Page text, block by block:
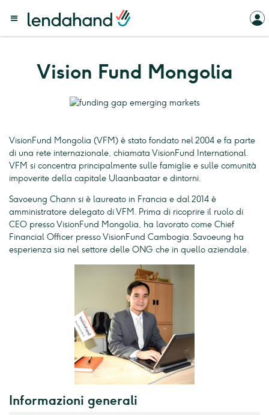
Vision Fund Mongolia
VisionFund Mongolia (VFM) è stato fondato nel 2004 e fa parte
di una rete internazionale, chiamata VisionFund International.
VFM si concentra principalmente sulle famiglie e sulle comunità
impoverite della capitale Ulaanbaatar e dintorni.
Savoeung Chann si è laureato in Francia e dal 2014 è
amministratore delegato di VFM. Prima di ricoprire il ruolo di
CEO presso VisionFund Mongolia, ha lavorato come Chief
Financial Officer presso VisionFund Cambogia. Savoeung ha
esperienza sia nel settore delle ONG che in quello aziendale.
Informazioni generali